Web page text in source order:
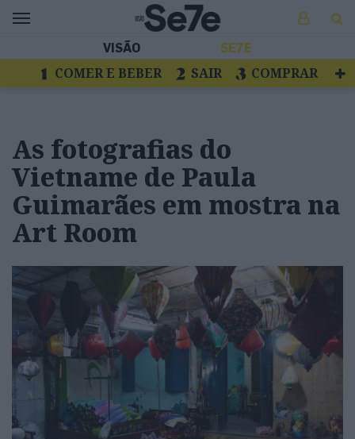
VISÃO SE7E
COMER E BEBER SAIR
COMPRAR
As fotografias do
Vietname de Paula
Guimarães em mostra na
Art Room